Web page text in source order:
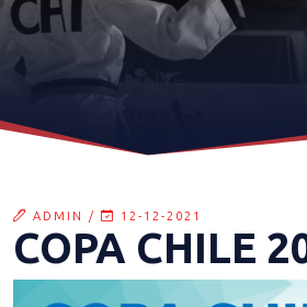
ADMIN / 12-12-2021
COPA CHILE